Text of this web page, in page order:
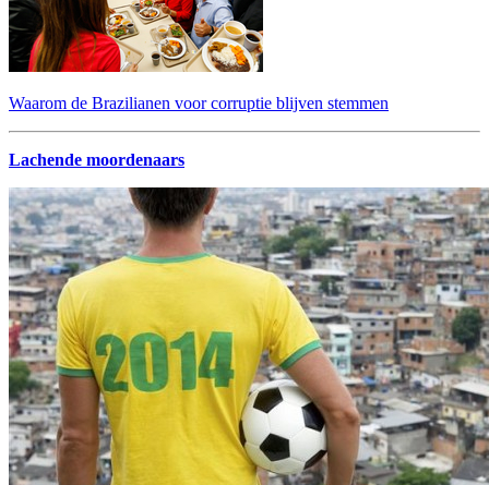
Waarom de Brazilianen voor corruptie blijven stemmen
Lachende moordenaars